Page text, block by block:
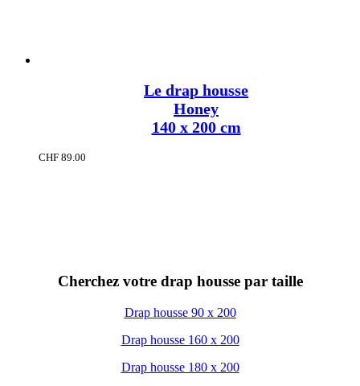
Le drap housse
Honey
140 x 200 cm
CHF 89.00
Cherchez votre drap housse par taille
Drap housse 90 x 200
Drap housse 160 x 200
Drap housse 180 x 200